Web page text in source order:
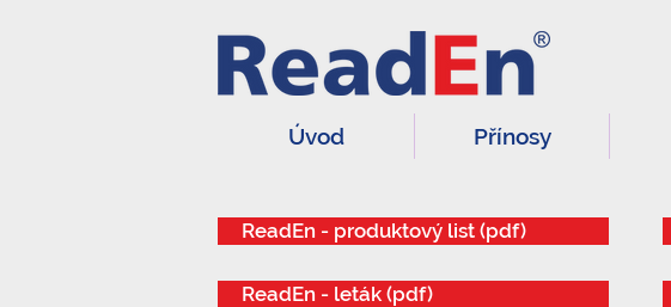
Úvod Přínosy
ReadEn - produktový list (pdf)
ReadEn - leták (pdf)